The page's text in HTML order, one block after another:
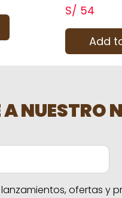
S/ 54
Add
NUESTRO
ofertas y